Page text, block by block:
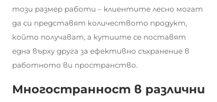
този размер работи – клиентите лесно могат
да си представят количеството продукт,
който получават, а кутиите се поставят
една върху друга за ефективно съхранение в
работното ви пространство.
Многостранност в различни